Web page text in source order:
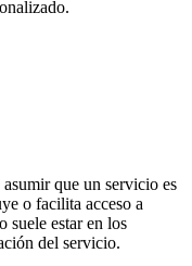
que un servicio es
o facilita acceso a
suele estar en los
del servicio.